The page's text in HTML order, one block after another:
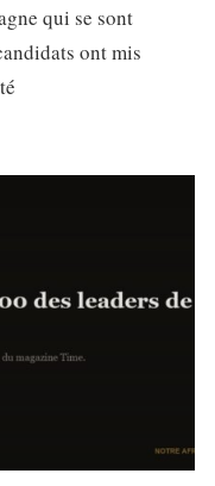
qui se sont
ont mis